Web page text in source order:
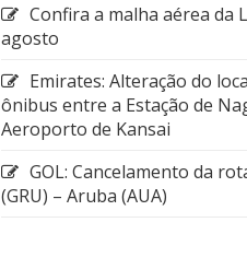
Confira a malha aérea da
agosto
Emirates: Alteração do
ônibus entre a Estação de
Aeroporto de Kansai
GOL: Cancelamento da
(GRU) – Aruba (AUA)